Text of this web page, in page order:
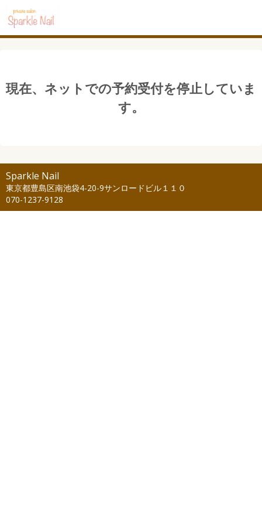
現在、ネットでの予約受付を停止していま
す。
Sparkle Nail
東京都豊島区南池袋4-20-9サンロードビル１１０
070-1237-9128